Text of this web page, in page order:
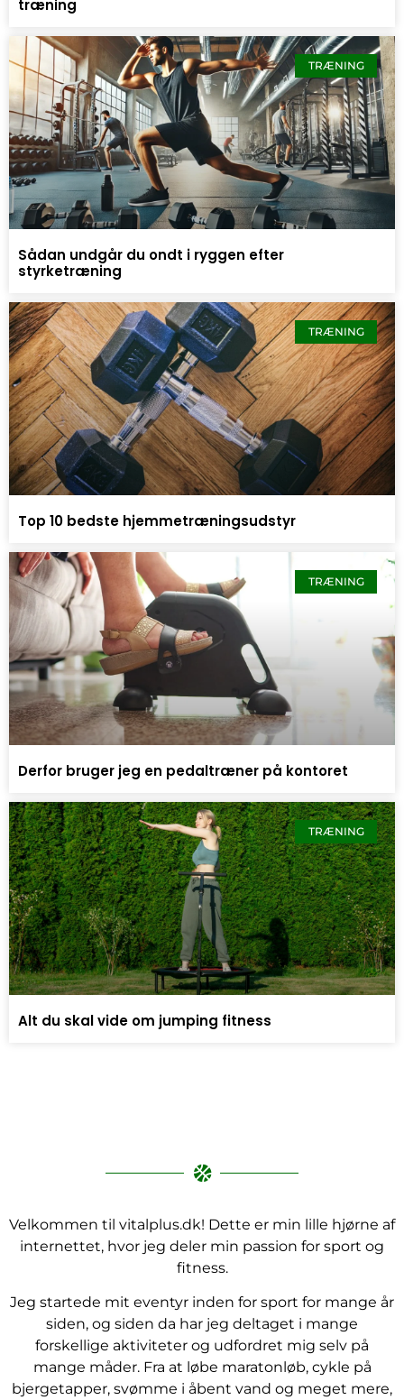
træning
TRÆNING
Sådan undgår du ondt i ryggen efter
styrketræning
TRÆNING
Top 10 bedste hjemmetræningsudstyr
TRÆNING
Derfor bruger jeg en pedaltræner på kontoret
TRÆNING
Alt du skal vide om jumping fitness
Velkommen til vitalplus.dk! Dette er min lille hjørne af
internettet, hvor jeg deler min passion for sport og
fitness.
Jeg startede mit eventyr inden for sport for mange år
siden, og siden da har jeg deltaget i mange
forskellige aktiviteter og udfordret mig selv på
mange måder. Fra at løbe maratonløb, cykle på
bjergetapper, svømme i åbent vand og meget mere,